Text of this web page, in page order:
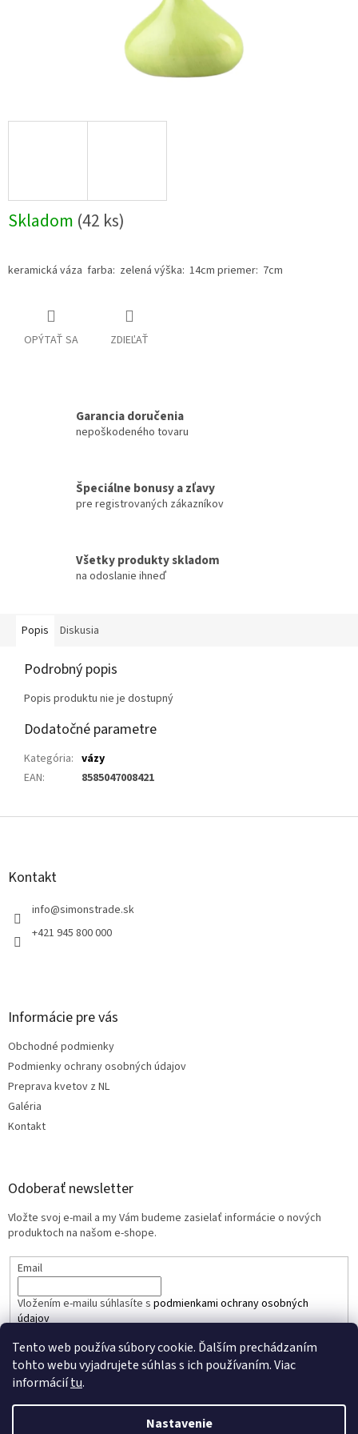
Tento web používa súbory cookie. Ďalším prechádzaním
tohto webu vyjadrujete súhlas s ich používaním. Viac
informáciítu.
Nastavenie
Skladom (42 ks)
keramická váza farba: zelená výška: 14cm priemer: 7cm
OPÝTAŤ SA ZDIEĽAŤ
Garancia doručenia
nepoškodeného tovaru
Špeciálne bonusy a zľavy
pre registrovaných zákazníkov
Všetky produkty skladom
na odoslanie ihneď
Popis Diskusia
Podrobný popis
Popis produktu nie je dostupný
Dodatočné parametre
Kategória: vázy
EAN: 8585047008421
Z
Kontakt
info@simonstrade.sk
+421 945 800 000
Informácie pre vás
Obchodné podmienky
Podmienky ochrany osobných údajov
Preprava kvetov z NL
Galéria
Kontakt
Odoberať newsletter
Vložte svoj e-mail a my Vám budeme zasielať informácie o nových
produktoch na našom e-shope.
Email
Vložením e-mailu súhlasíte s podmienkami ochrany osobných
údajov
PRIHLÁSIŤ SA
Vytvoril Shoptet